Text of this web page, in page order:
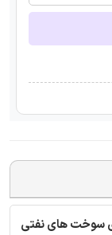
سوخت های نفتی